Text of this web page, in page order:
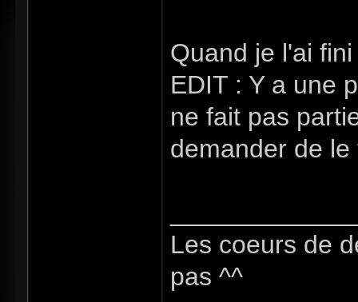
Quand je l'ai
EDIT : Y a une
ne fait pas
demander de
Les coeurs de
pas ^^